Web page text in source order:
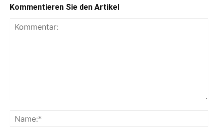
Kommentieren Sie den Artikel